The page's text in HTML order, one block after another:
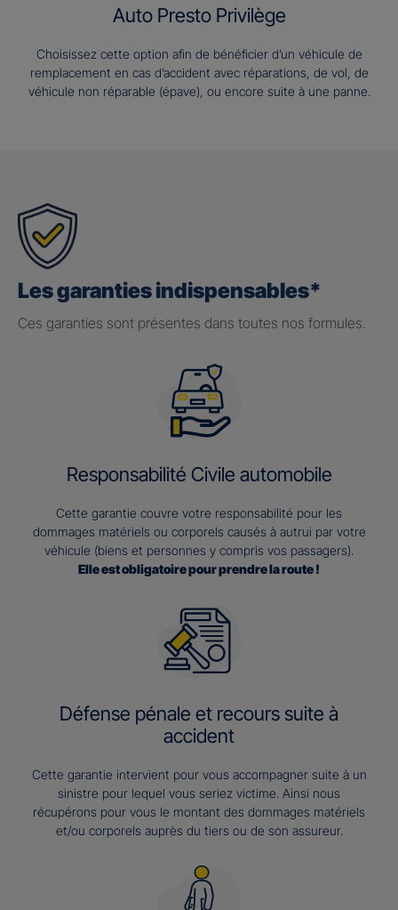
Auto Presto Privilège
Choisissez cette option afin de bénéficier d’un véhicule de
remplacement en cas d’accident avec réparations, de vol, de
véhicule non réparable (épave), ou encore suite à une panne.
Les garanties indispensables*
Ces garanties sont présentes dans toutes nos formules.
Responsabilité Civile automobile
Cette garantie couvre votre responsabilité pour les
dommages matériels ou corporels causés à autrui par votre
véhicule (biens et personnes y compris vos passagers).
Elle est obligatoire pour prendre la route !
Défense pénale et recours suite à
accident
Cette garantie intervient pour vous accompagner suite à un
sinistre pour lequel vous seriez victime. Ainsi nous
récupérons pour vous le montant des dommages matériels
et/ou corporels auprès du tiers ou de son assureur.